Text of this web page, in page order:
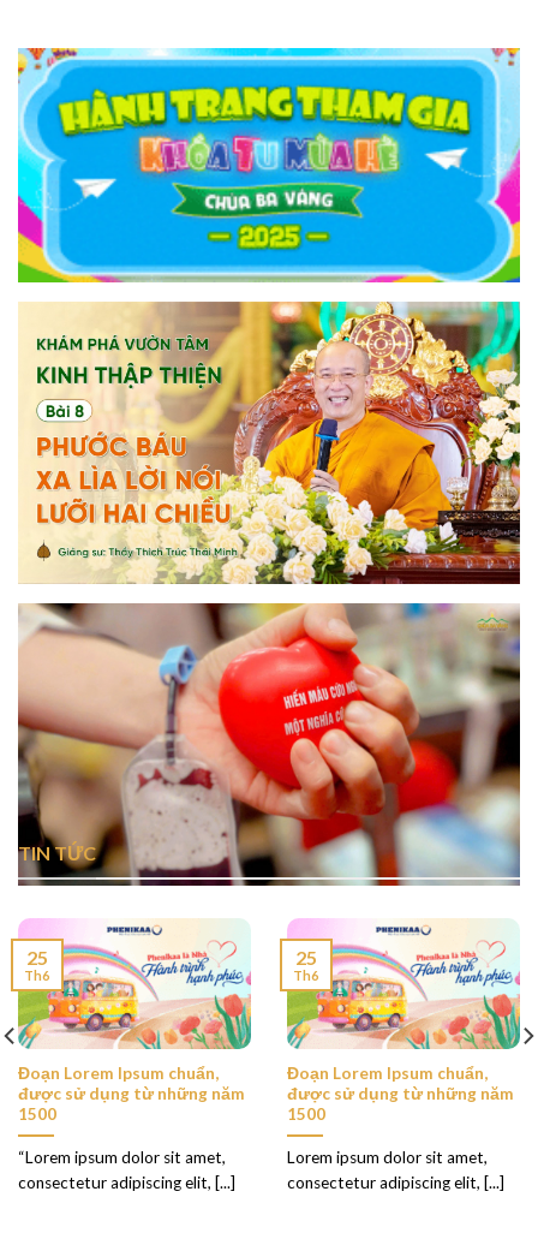
TIN TỨC
Đoạn Lorem Ipsum chuẩn,
được sử dụng từ những năm
1500
“Lorem ipsum dolor sit amet,
consectetur adipiscing elit, [...]
25
Th6
Đoạn Lorem Ipsum chuẩn,
được sử dụng từ những năm
1500
Lorem ipsum dolor sit amet,
consectetur adipiscing elit, [...]
25
Th6